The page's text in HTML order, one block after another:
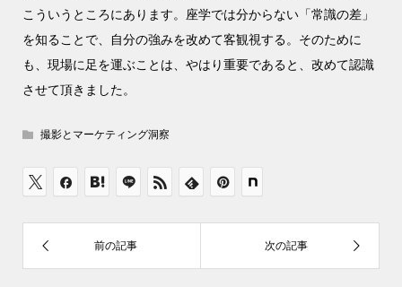
こういうところにあります。座学では分からない「常識の差」
を知ることで、自分の強みを改めて客観視する。そのために
も、現場に足を運ぶことは、やはり重要であると、改めて認識
させて頂きました。
撮影とマーケティング洞察